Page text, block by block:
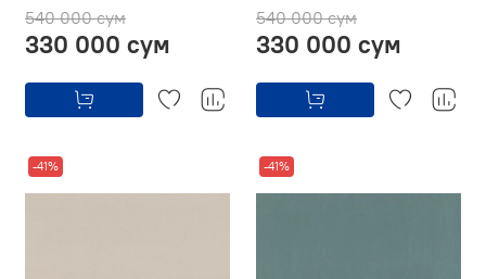
540 000 сум
330 000 сум
540 000 сум
330 000 сум
-41% -41%